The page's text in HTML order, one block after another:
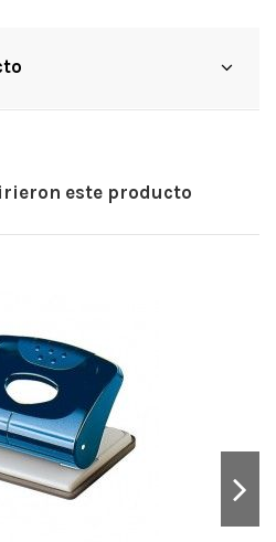
este producto